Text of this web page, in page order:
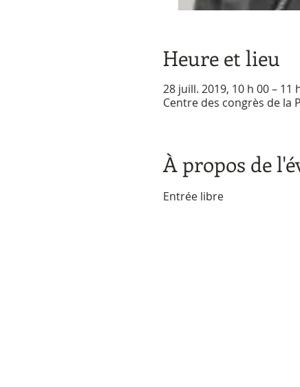
Heure et lieu
28 juill. 2019, 10 h 00 – 11
Centre des congrès de la
À propos de
Entrée libre